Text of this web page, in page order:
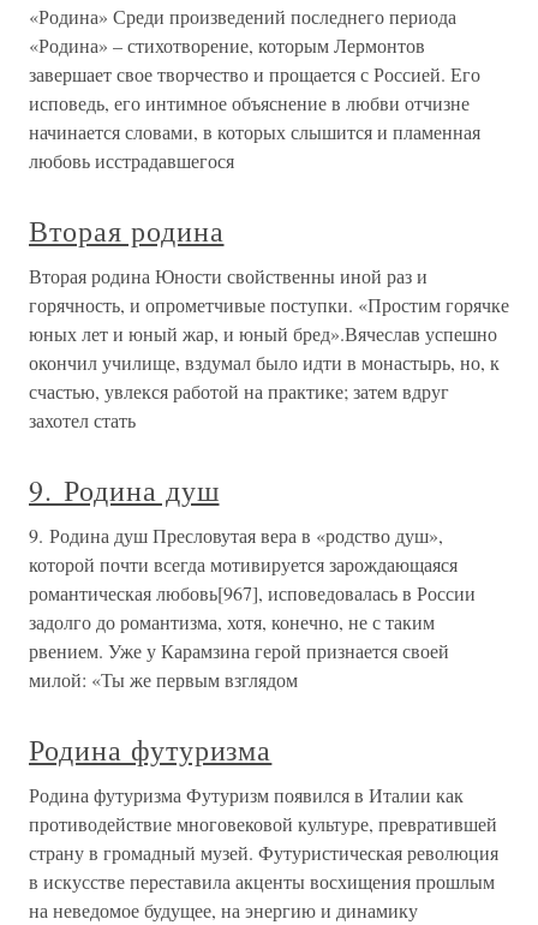
«Родина» Среди произведений последнего периода
«Родина» – стихотворение, которым Лермонтов
завершает свое творчество и прощается с Россией. Его
исповедь, его интимное объяснение в любви отчизне
начинается словами, в которых слышится и пламенная
любовь исстрадавшегося
Вторая родина
Вторая родина Юности свойственны иной раз и
горячность, и опрометчивые поступки. «Простим горячке
юных лет и юный жар, и юный бред».Вячеслав успешно
окончил училище, вздумал было идти в монастырь, но, к
счастью, увлекся работой на практике; затем вдруг
захотел стать
9. Родина душ
9. Родина душ Пресловутая вера в «родство душ»,
которой почти всегда мотивируется зарождающаяся
романтическая любовь[967], исповедовалась в России
задолго до романтизма, хотя, конечно, не с таким
рвением. Уже у Карамзина герой признается своей
милой: «Ты же первым взглядом
Родина футуризма
Родина футуризма Футуризм появился в Италии как
противодействие многовековой культуре, превратившей
страну в громадный музей. Футуристическая революция
в искусстве переставила акценты восхищения прошлым
на неведомое будущее, на энергию и динамику